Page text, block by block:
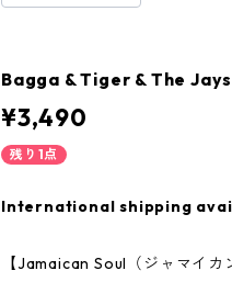
Bagga & Tiger & The
¥3,490
残り1点
International shipping
【Jamaican Soul（ジャマイ